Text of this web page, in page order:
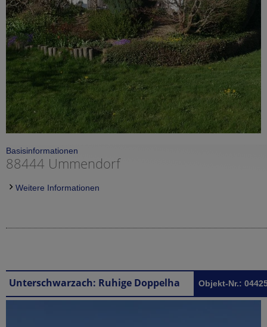
Basisinformationen
88444 Ummendorf
Weitere Informationen
Objekt-Nr.: